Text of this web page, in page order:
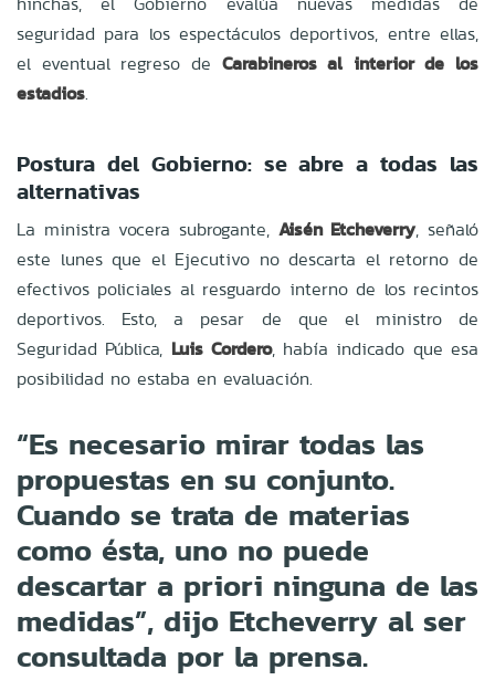
seguridad para los espectáculos deportivos, entre ellas,
el eventual regreso de Carabineros al interior de los
estadios.
Postura del Gobierno: se abre a todas las
alternativas
La ministra vocera subrogante, Aisén Etcheverry, señaló
este lunes que el Ejecutivo no descarta el retorno de
efectivos policiales al resguardo interno de los recintos
deportivos. Esto, a pesar de que el ministro de
Seguridad Pública, Luis Cordero, había indicado que esa
posibilidad no estaba en evaluación.
“Es necesario mirar todas las
propuestas en su conjunto.
Cuando se trata de materias
como ésta, uno no puede
descartar a priori ninguna de las
medidas”, dijo Etcheverry al ser
consultada por la prensa.